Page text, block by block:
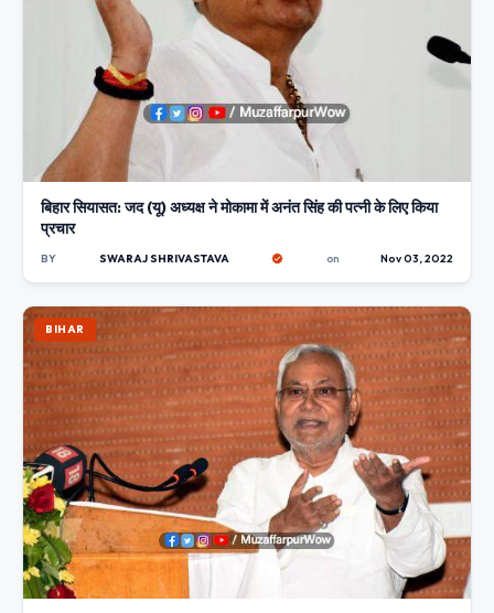
बिहार सियासत: जद (यू) अध्यक्ष ने मोकामा में अनंत सिंह की पत्नी के लिए किया
प्रचार
BY SWARAJ SHRIVASTAVA on Nov 03, 2022
BIHAR